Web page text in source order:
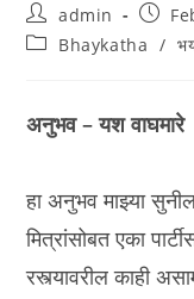
Post
author:
admin
Post
PostBhaykatha /
अनुभव – यश वाघमारे
हा अनुभव माझ्या
मित्रांसोबत एका
रस्त्यावरील काही